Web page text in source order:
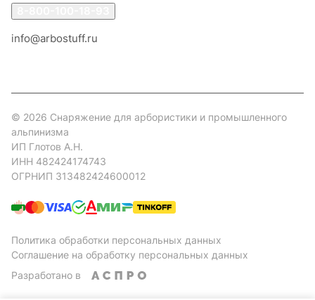
info@arbostuff.ru
© 2026 Снаряжение для арбористики и промышленного
альпинизма
ИП Глотов А.Н.
ИНН 482424174743
ОГРНИП 313482424600012
Политика обработки персональных данных
Соглашение на обработку персональных данных
Разработано в